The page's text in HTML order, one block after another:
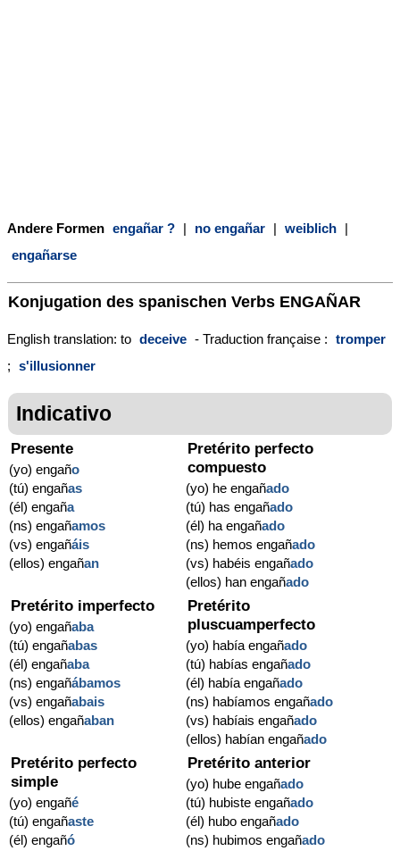
Andere Formen engañar ? | no engañar | weiblich |
engañarse
Konjugation des spanischen Verbs ENGAÑAR
English translation: to deceive - Traduction française : tromper
; s'illusionner
Indicativo
Presente
(yo) engaño
(tú) engañas
(él) engaña
(ns) engañamos
(vs) engañáis
(ellos) engañan
Pretérito perfecto
compuesto
(yo) he engañado
(tú) has engañado
(él) ha engañado
(ns) hemos engañado
(vs) habéis engañado
(ellos) han engañado
Pretérito imperfecto
(yo) engañaba
(tú) engañabas
(él) engañaba
(ns) engañábamos
(vs) engañabais
(ellos) engañaban
Pretérito
pluscuamperfecto
(yo) había engañado
(tú) habías engañado
(él) había engañado
(ns) habíamos engañado
(vs) habíais engañado
(ellos) habían engañado
Pretérito perfecto
simple
(yo) engañé
(tú) engañaste
(él) engañó
Pretérito anterior
(yo) hube engañado
(tú) hubiste engañado
(él) hubo engañado
(ns) hubimos engañado